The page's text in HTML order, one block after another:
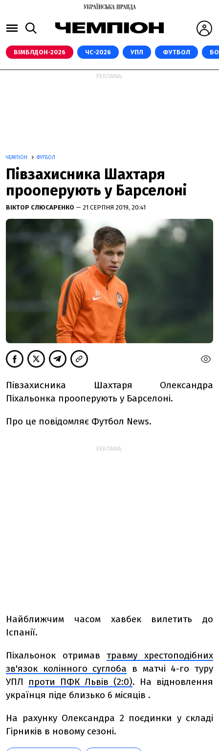
ВІМБЛДОН-2026 ЧС-2026 УПЛ ФУТБОЛ
РЕКЛАМА:
ЧЕМПІОН ФУТБОЛ
Півзахисника Шахтаря
прооперують у Барселоні
ВІКТОР СЛЮСАРЕНКО — 21 СЕРПНЯ 2019, 20:41
Півзахисника Шахтаря Олександра
Піхальонка прооперують у Барселоні.
Про це повідомляє Футбол News.
РЕКЛАМА:
Найближчим часом хавбек вилетить до
Іспанії.
Піхальонок отримавтравму хрестоподібних
зв'язок колінного суглоба в матчі 4-го туру
УПЛ проти ПФК Львів (2:0). На відновлення
українця піде близько 6 місяців .
На рахунку Олександра 2 поєдинки у складі
Гірників в новому сезоні.